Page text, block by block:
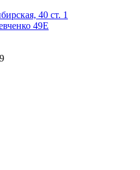
40 ст. 1
49Е